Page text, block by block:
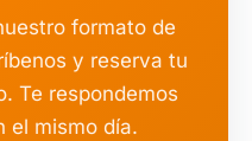
formato de
y reserva tu
Te respondemos
el mismo día.